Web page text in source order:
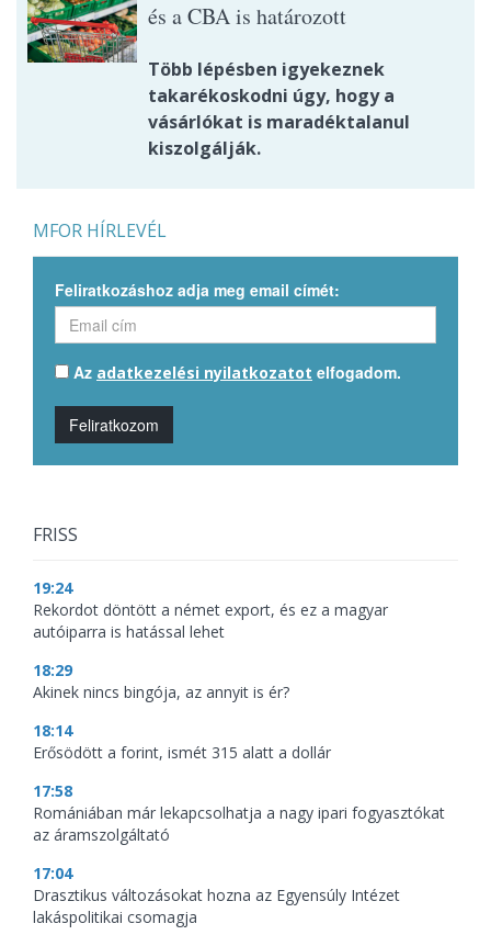
és a CBA is határozott
Több lépésben igyekeznek
takarékoskodni úgy, hogy a
vásárlókat is maradéktalanul
kiszolgálják.
MFOR HÍRLEVÉL
Feliratkozáshoz adja meg email címét:
Az adatkezelési nyilatkozatot elfogadom.
Feliratkozom
FRISS
19:24
Rekordot döntött a német export, és ez a magyar
autóiparra is hatással lehet
18:29
Akinek nincs bingója, az annyit is ér?
18:14
Erősödött a forint, ismét 315 alatt a dollár
17:58
Romániában már lekapcsolhatja a nagy ipari fogyasztókat
az áramszolgáltató
17:04
Drasztikus változásokat hozna az Egyensúly Intézet
lakáspolitikai csomagja